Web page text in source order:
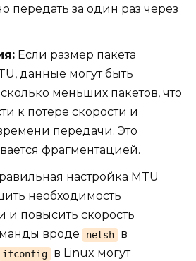
передать за один раз через
Если размер пакета
данные могут быть
меньших пакетов, что
к потере скорости и
передачи. Это
фрагментацией.
настройка MTU
необходимость
и повысить скорость
вроде
netsh
в
ifconfig
в Linux могут